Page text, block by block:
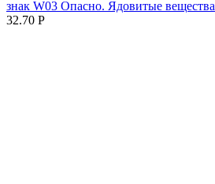
знак W03 Опасно. Ядовитые вещества
32.70 Р